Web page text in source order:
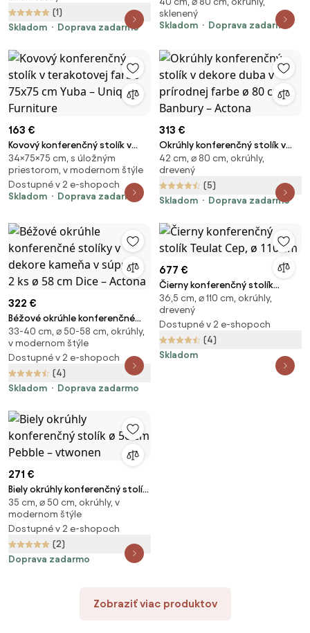
Actona
(1)
Skladom
Doprava zadarmo
sklenenou doskou v
terakotovej farbe ø 80 cm
Wilshire – Kave Home
sklenený
Skladom
Doprava zadarmo
163 €
Kovový konferenčný stolík v
terakotovej farbe 75x75 cm
Yuba – Unique Furniture
34×75×75 cm, s úložným
priestorom, v modernom štýle
Dostupné v 2 e-shopoch
Skladom
Doprava zadarmo
313 €
Okrúhly konferenčný stolík v
dekore duba v prírodnej farbe ø
80 cm Banbury – Actona
42 cm, ⌀ 80 cm, okrúhly,
drevený
(5)
Skladom
Doprava zadarmo
322 €
Béžové okrúhle konferenčné
stolíky v dekore kameňa v
súprave 2 ks ø 58 cm Dice –
Actona
33-40 cm, ⌀ 50-58 cm, okrúhly,
v modernom štýle
Dostupné v 2 e-shopoch
(4)
Skladom
Doprava zadarmo
677 €
Čierny konferenčný stolík
Teulat Cep, ø 110 cm
36,5 cm, ⌀ 110 cm, okrúhly,
drevený
Dostupné v 2 e-shopoch
(4)
Skladom
271 €
Biely okrúhly konferenčný stolík
ø 50 cm Pebble – vtwonen
35 cm, ⌀ 50 cm, okrúhly, v
modernom štýle
Dostupné v 2 e-shopoch
(2)
Doprava zadarmo
Zobraziť viac produktov